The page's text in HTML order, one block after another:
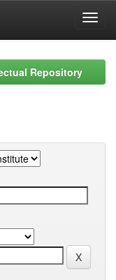
Repository